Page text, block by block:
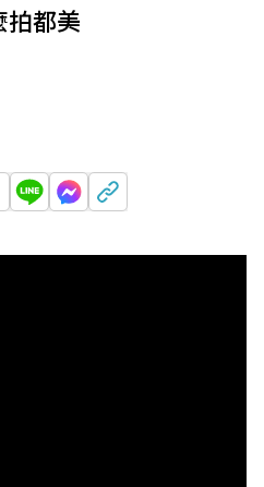
拍都美